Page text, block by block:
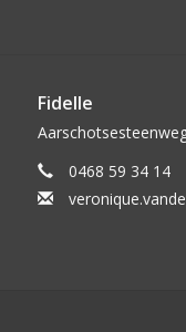
Fidelle
0468 59 34 14